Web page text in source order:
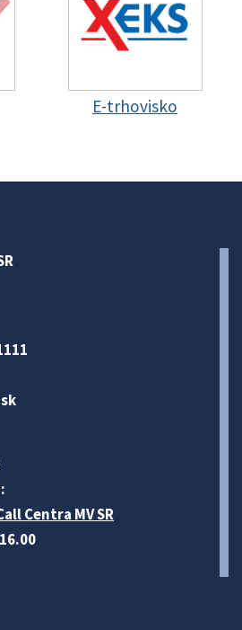
E-trhovisko
Centra MV SR